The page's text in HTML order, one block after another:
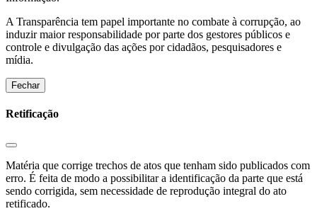
A Transparência tem papel importante no combate à corrupção, ao
induzir maior responsabilidade por parte dos gestores públicos e
controle e divulgação das ações por cidadãos, pesquisadores e
mídia.
Fechar
Retificação
Matéria que corrige trechos de atos que tenham sido publicados com
erro. É feita de modo a possibilitar a identificação da parte que está
sendo corrigida, sem necessidade de reprodução integral do ato
retificado.